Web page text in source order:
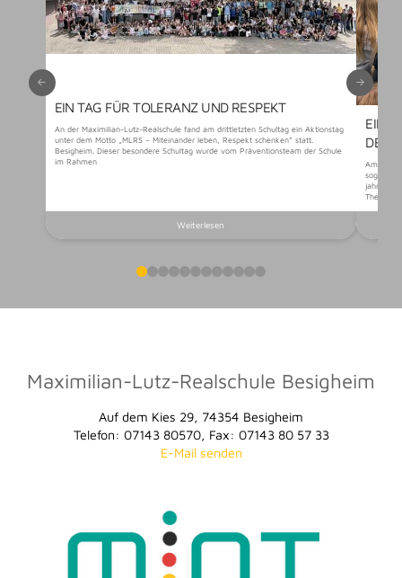
EIN TAG FÜR TOLERANZ UND RESPEKT
An der Maximilian-Lutz-Realschule fand am drittletzten Schultag ein Aktionstag
unter dem Motto „MLRS – Miteinander leben, Respekt schenken“ statt.
Besigheim. Dieser besondere Schultag wurde vom Präventionsteam der Schule
im Rahmen
Weiterlesen
EIN
DER
Am
Themen
0 1 2 3 4 5 6 7 8 9 1011
Maximilian-Lutz-Realschule Besigheim
Auf dem Kies 29, 74354 Besigheim
Telefon: 07143 80570, Fax: 07143 80 57 33
E-Mail senden